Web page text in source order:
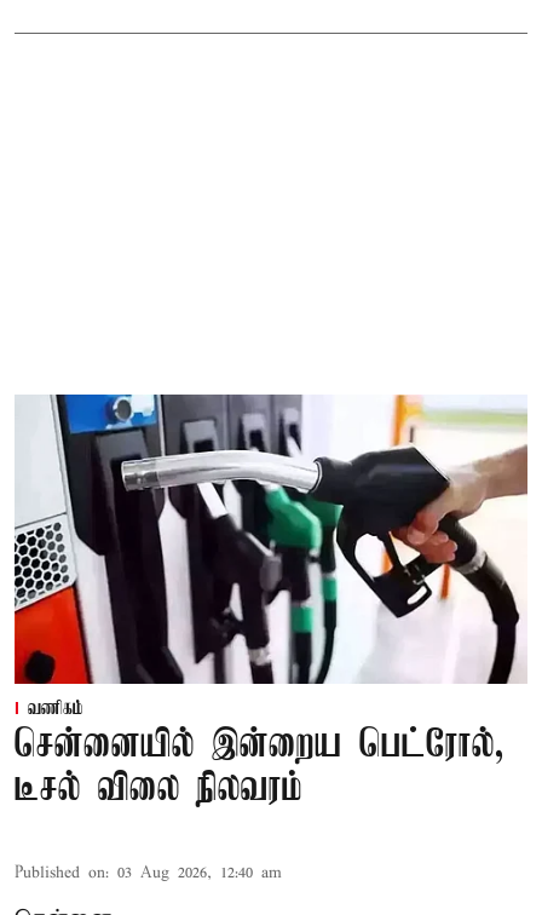
வணிகம்
சென்னையில் இன்றைய பெட்ரோல்,
டீசல் விலை நிலவரம்
Published on: 03 Aug 2026, 12:40 am